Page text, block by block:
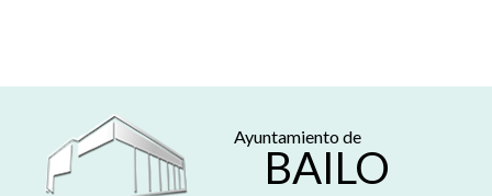
Ayuntamiento de
BAILO